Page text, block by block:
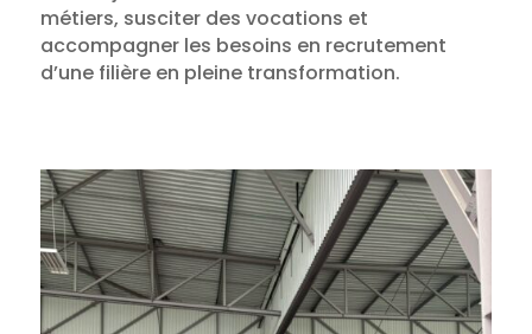
métiers, susciter des vocations et
accompagner les besoins en recrutement
d’une filière en pleine transformation.